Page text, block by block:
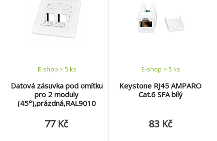
Modul *Kategorie: Cat.5e
*Stínění: Nestíněný
*SCHRACK Formát: SFA
Datová zásuvka pod omítku
pro 2 moduly
(45°),prázdná,RAL9010
E-shop > 5 ks
77 Kč
Keystone RJ45 AMPARO
Cat.6 SFA bílý
E-shop > 5 ks
83 Kč